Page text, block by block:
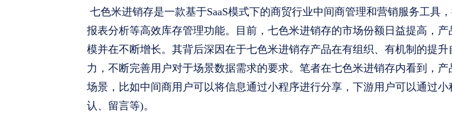
七色米进销存是一款基于SaaS模式下的商贸行业中间商管理和营销服务工具
报表分析等高效库存管理功能。目前，七色米进销存的市场份额日益提高，
模并在不断增长。其背后深因在于七色米进销存产品在有组织、有机制的提
力，不断完善用户对于场景数据需求的要求。笔者在七色米进销存内看到，
场景，比如中间商用户可以将信息通过小程序进行分享，下游用户可以通过
认、留言等)。